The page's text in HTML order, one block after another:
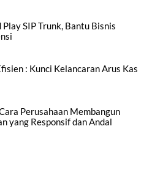
SIP Trunk, Bantu Bisnis
: Kunci Kelancaran Arus Kas
Perusahaan Membangun
yang Responsif dan Andal